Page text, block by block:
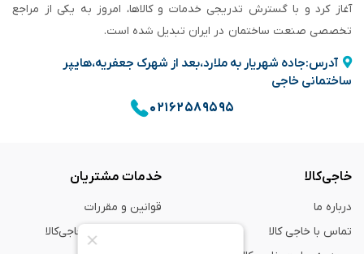
آغاز کرد و با گسترش تدریجی خدمات و کالاها، امروز به یکی از مراجع
تخصصی صنعت ساختمان در ایران تبدیل شده است.
آدرس:جاده شهریار به ملارد،بعد از شهرک جعفریه،هایپر
ساختمانی خاجی
۰۲۱۶۲۵۸۹۵۹۵
خاجی‌کالا
درباره ما
تماس با خاجی کالا
خدمات مشتریان
قوانین و مقررات
راهنمای خرید از خاجی‌کالا